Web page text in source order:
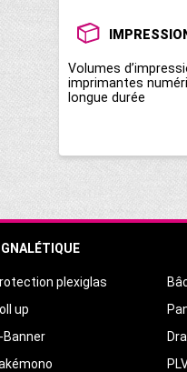
Volumes
imprimantes
longue durée
plexiglas
up
Banner